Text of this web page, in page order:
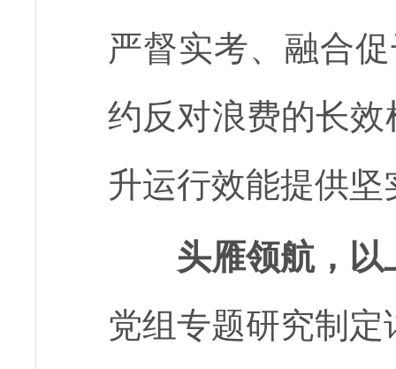
严督实考、融合
约反对浪费的长效
升运行效能提供坚
头雁领航，
党组专题研究制